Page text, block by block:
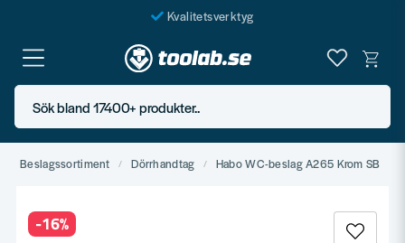
Kvalitetsverktyg
Fraktfritt över 999 SEK*
En järnhandel för alla
Butik i Göteborg
Sök bland 17400+ produkter..
Beslagssortiment Dörrhandtag Habo WC-beslag A265 Krom SB
-16%